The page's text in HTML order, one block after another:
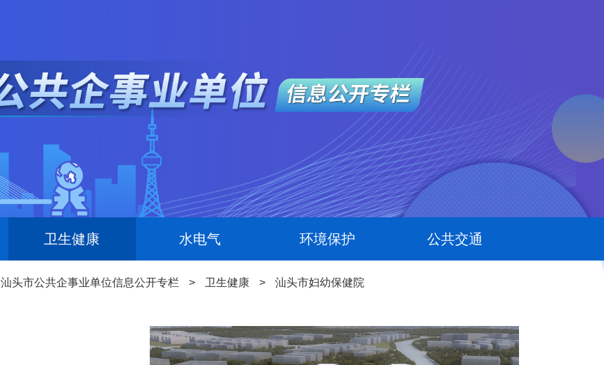
卫生健康 水电气 环境保护 公共交通
汕头市公共企事业单位信息公开专栏 > 卫生健康 > 汕头市妇幼保健院